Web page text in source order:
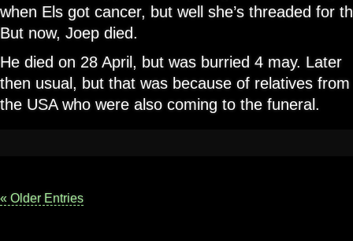
when Els got cancer, but well she’s threaded for
But now, Joep died.
He died on 28 April, but was burried 4 may. Later
then usual, but that was because of relatives from
the USA who were also coming to the funeral.
« Older Entries